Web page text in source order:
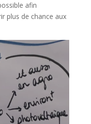
afin
plus de chance aux